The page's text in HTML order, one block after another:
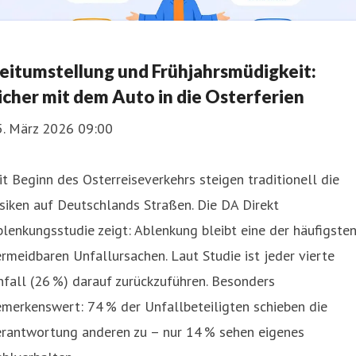
und Frühjahrsmüdigkeit:
mit dem Auto in die Osterferien
März 2026 09:00
Beginn des Osterreiseverkehrs steigen traditionell die
auf Deutschlands Straßen. Die DA Direkt
zeigt: Ablenkung bleibt eine der häufigsten
Unfallursachen. Laut Studie ist jeder vierte
(26 %) darauf zurückzuführen. Besonders
74 % der Unfallbeteiligten schieben die
anderen zu – nur 14 % sehen eigenes